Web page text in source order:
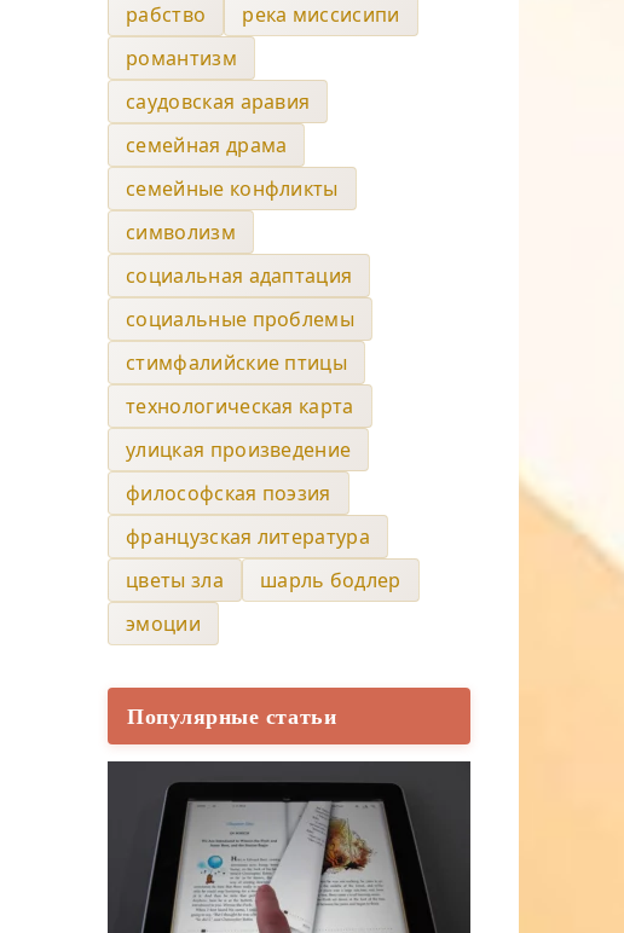
рабство
река миссисипи
романтизм
саудовская аравия
семейная драма
семейные конфликты
символизм
социальная адаптация
социальные проблемы
стимфалийские птицы
технологическая карта
улицкая произведение
философская поэзия
французская литература
цветы зла
шарль бодлер
эмоции
Популярные статьи